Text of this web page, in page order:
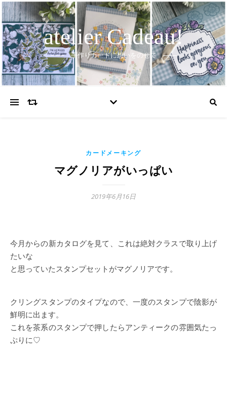
atelier Cadeau!
手作りカードに想いをのせて
カードメーキング
マグノリアがいっぱい
2019年6月16日
今月からの新カタログを見て、これは絶対クラスで取り上げ
たいな
と思っていたスタンプセットがマグノリアです。
クリングスタンプのタイプなので、一度のスタンプで陰影が
鮮明に出ます。
これを茶系のスタンプで押したらアンティークの雰囲気たっ
ぷりに♡